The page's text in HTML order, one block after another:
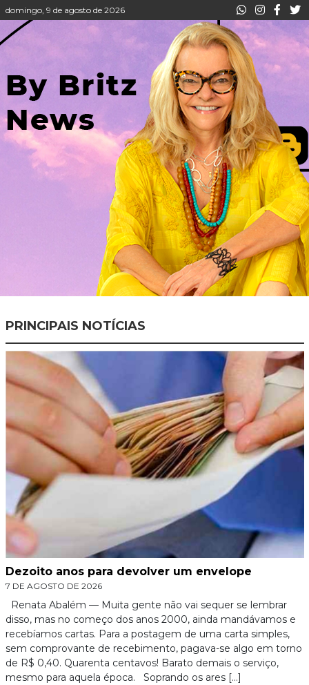
domingo, 9 de agosto de 2026
PRINCIPAIS NOTÍCIAS
Dezoito anos para devolver um envelope
7 DE AGOSTO DE 2026
Renata Abalém — Muita gente não vai sequer se lembrar
disso, mas no começo dos anos 2000, ainda mandávamos e
recebíamos cartas. Para a postagem de uma carta simples,
sem comprovante de recebimento, pagava-se algo em torno
de R$ 0,40. Quarenta centavos! Barato demais o serviço,
mesmo para aquela época. Soprando os ares […]